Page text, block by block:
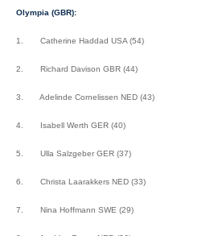
Olympia (GBR):
1. Catherine Haddad USA (54)
2. Richard Davison GBR (44)
3. Adelinde Cornelissen NED (43)
4. Isabell Werth GER (40)
5. Ulla Salzgeber GER (37)
6. Christa Laarakkers NED (33)
7. Nina Hoffmann SWE (29)